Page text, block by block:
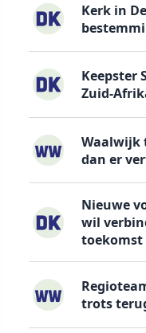
Kerk in
Keepster
Zuid-
Waalwijk
dan er
Nieuwe
wil
toekomst
trots